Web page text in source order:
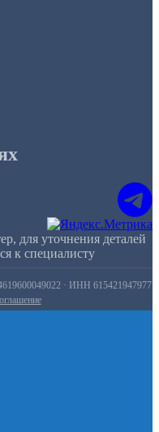
для уточнения деталей
к специалисту
· ИНН 615421947977